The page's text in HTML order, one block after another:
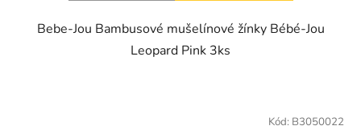
Bebe-Jou Bambusové mušelínové žínky Bébé-Jou
Leopard Pink 3ks
Kód: B3050022